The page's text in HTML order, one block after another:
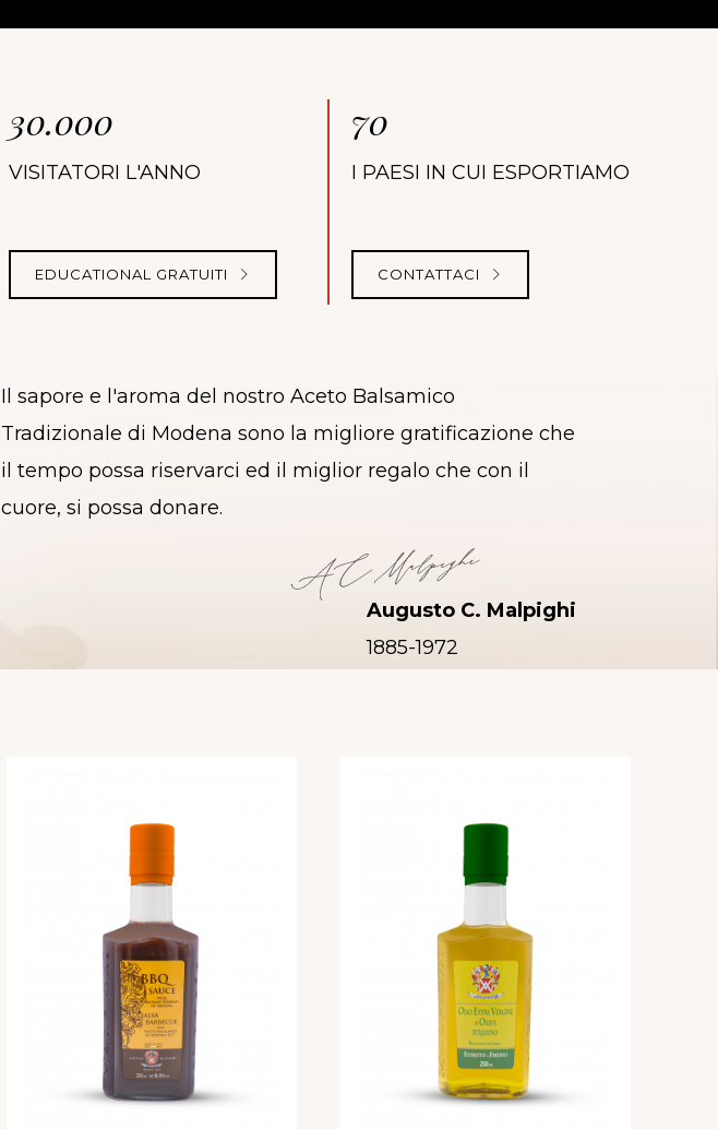
30.000
VISITATORI L'ANNO
EDUCATIONAL GRATUITI
70
I PAESI IN CUI ESPORTIAMO
CONTATTACI
Il sapore e l'aroma del nostro Aceto Balsamico
Tradizionale di Modena sono la migliore gratificazione che
il tempo possa riservarci ed il miglior regalo che con il
cuore, si possa donare.
Augusto C. Malpighi
1885-1972